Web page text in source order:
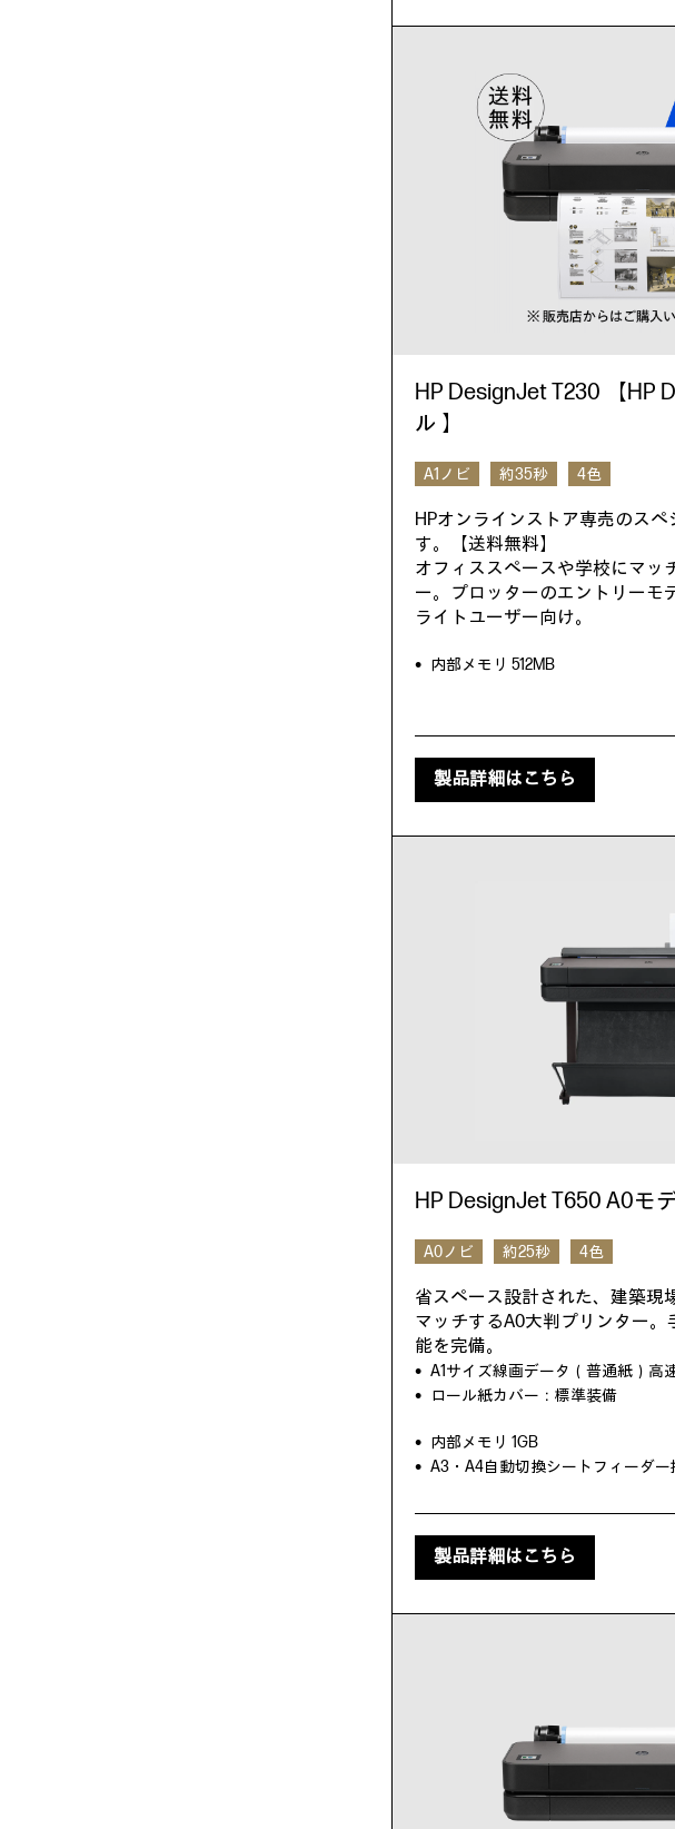
HP DesignJet T230 【HP
ル 】
A1ノビ 約35秒 4色
HPオンラインストア専売のス
す。【送料無料】
オフィススペースや学校にマッ
ー。プロッターのエントリーモ
ライトユーザー向け。
内部メモリ 512MB
製品詳細はこちら
HP DesignJet T650 A0モ
A0ノビ 約25秒 4色
省スペース設計された、建築現
マッチするA0大判プリンター
能を完備。
A1サイズ線画データ（普通紙）高
ロール紙カバー：標準装備
内部メモリ 1GB
A3・A4自動切換シートフィーダー
製品詳細はこちら